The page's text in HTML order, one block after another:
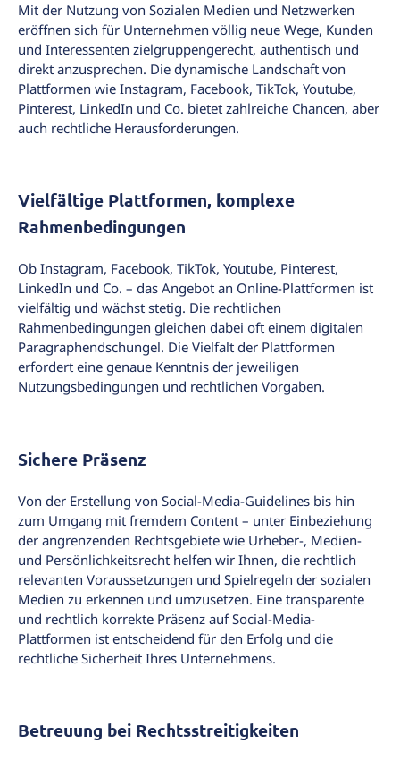
Mit der Nutzung von Sozialen Medien und Netzwerken
eröffnen sich für Unternehmen völlig neue Wege, Kunden
und Interessenten zielgruppengerecht, authentisch und
direkt anzusprechen. Die dynamische Landschaft von
Plattformen wie Instagram, Facebook, TikTok, Youtube,
Pinterest, LinkedIn und Co. bietet zahlreiche Chancen, aber
auch rechtliche Herausforderungen.
Vielfältige Plattformen, komplexe
Rahmenbedingungen
Ob Instagram, Facebook, TikTok, Youtube, Pinterest,
LinkedIn und Co. – das Angebot an Online-Plattformen ist
vielfältig und wächst stetig. Die rechtlichen
Rahmenbedingungen gleichen dabei oft einem digitalen
Paragraphendschungel. Die Vielfalt der Plattformen
erfordert eine genaue Kenntnis der jeweiligen
Nutzungsbedingungen und rechtlichen Vorgaben.
Sichere Präsenz
Von der Erstellung von Social-Media-Guidelines bis hin
zum Umgang mit fremdem Content – unter Einbeziehung
der angrenzenden Rechtsgebiete wie Urheber-, Medien-
und Persönlichkeitsrecht helfen wir Ihnen, die rechtlich
relevanten Voraussetzungen und Spielregeln der sozialen
Medien zu erkennen und umzusetzen. Eine transparente
und rechtlich korrekte Präsenz auf Social-Media-
Plattformen ist entscheidend für den Erfolg und die
rechtliche Sicherheit Ihres Unternehmens.
Betreuung bei Rechtsstreitigkeiten